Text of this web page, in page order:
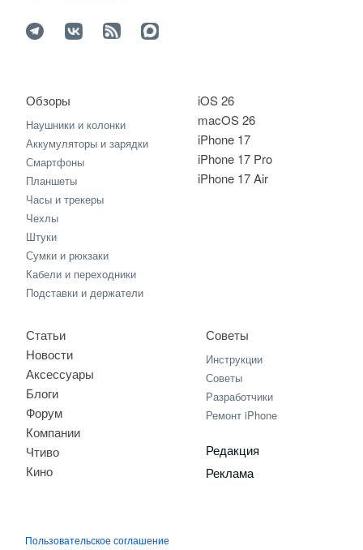
iOS 26
macOS 26
iPhone 17
iPhone 17 Pro
iPhone 17 Air
Обзоры
Наушники и колонки
Аккумуляторы и зарядки
Смартфоны
Планшеты
Часы и трекеры
Чехлы
Штуки
Сумки и рюкзаки
Кабели и переходники
Подставки и держатели
Статьи
Новости
Аксессуары
Блоги
Форум
Компании
Чтиво
Кино
Советы
Инструкции
Советы
Разработчики
Ремонт iPhone
Редакция
Реклама
Пользовательское соглашение